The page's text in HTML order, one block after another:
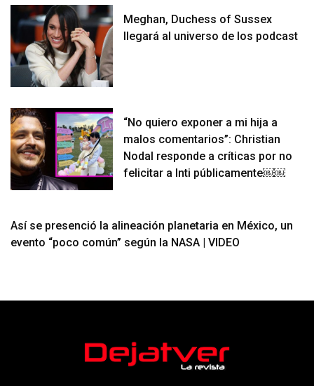
Meghan, Duchess of Sussex
llegará al universo de los podcast
“No quiero exponer a mi hija a
malos comentarios”: Christian
Nodal responde a críticas por no
felicitar a Inti públicamente￼￼
Así se presenció la alineación planetaria en México, un
evento “poco común” según la NASA | VIDEO